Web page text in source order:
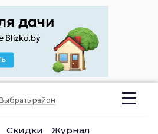
район
Скидки Журнал